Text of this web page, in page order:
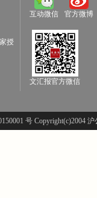
授
互动微信 官方微博
文汇报官方微信
号 Copyright(c)2004